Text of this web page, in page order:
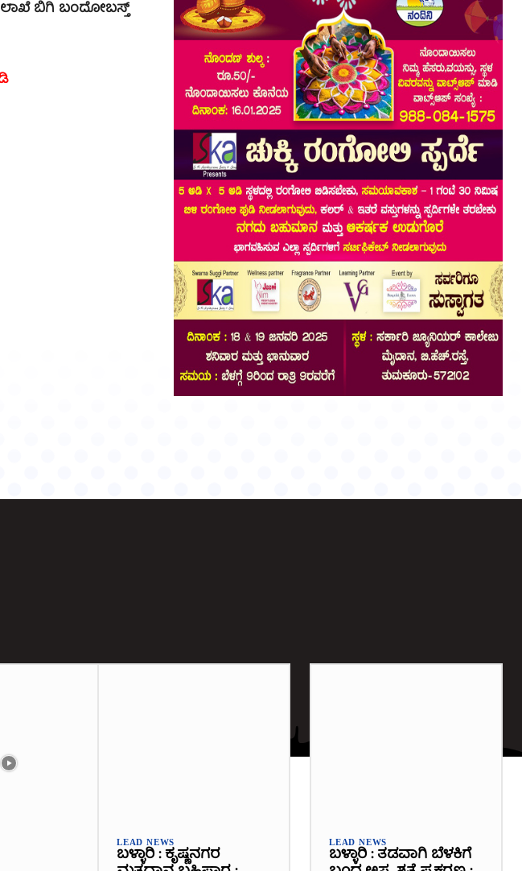
ಬಿಗಿ ಬಂದೋಬಸ್ತ್
LEAD NEWS
ಬಳ್ಳಾರಿ : ಕೃಷ್ಣನಗರ
LEAD NEWS
ಬಳ್ಳಾರಿ : ತಡವಾಗಿ ಬೆಳಕಿಗೆ